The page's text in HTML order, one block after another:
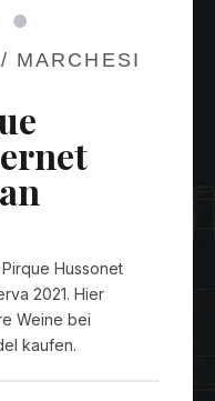
MARCHESI
Hussonet
2021. Hier
Weine bei
kaufen.